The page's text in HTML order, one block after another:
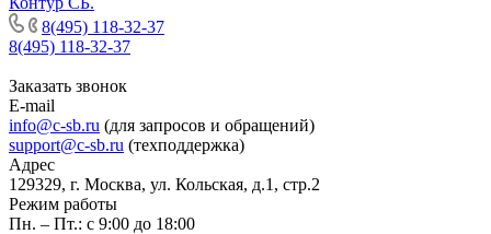
8(495) 118-32-37
8(495) 118-32-37
Заказать звонок
E-mail
info@c-sb.ru (для запросов и обращений)
support@c-sb.ru (техподдержка)
Адрес
129329, г. Москва, ул. Кольская, д.1, стр.2
Режим работы
Пн. – Пт.: с 9:00 до 18:00